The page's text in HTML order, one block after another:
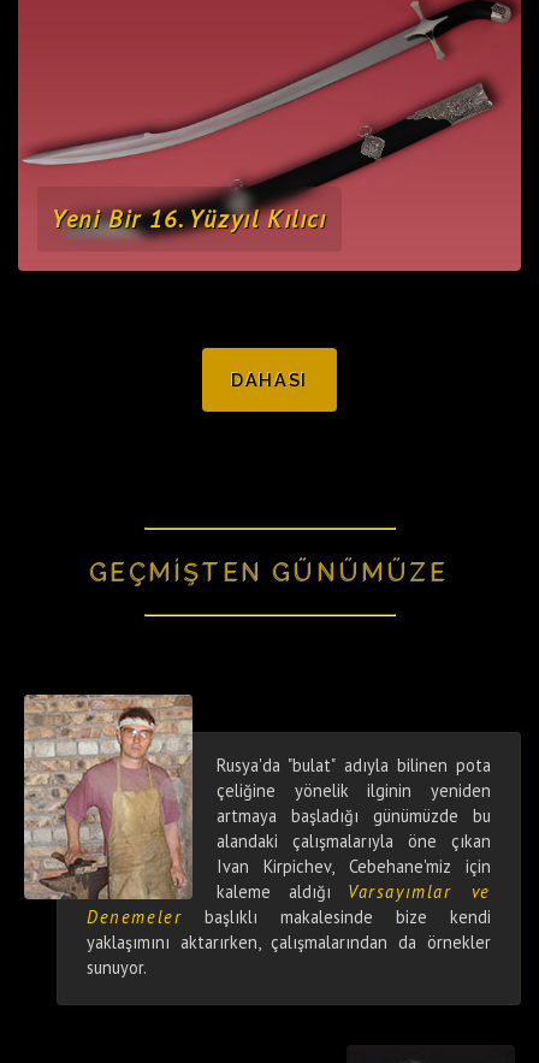
Yeni Bir 16. Yüzyıl Kılıcı
DAHASI
GEÇMİŞTEN GÜNÜMÜZE
Rusya'da "bulat" adıyla bilinen pota
çeliğine yönelik ilginin yeniden
artmaya başladığı günümüzde bu
alandaki çalışmalarıyla öne çıkan
Ivan Kirpichev, Cebehane'miz için
kaleme aldığı Varsayımlar ve
Denemeler başlıklı makalesinde bize kendi
yaklaşımını aktarırken, çalışmalarından da örnekler
sunuyor.